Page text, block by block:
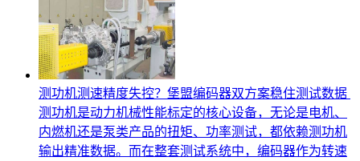
测功机测速精度失控？堡盟编码器双方案稳住测试数据
测功机是动力机械性能标定的核心设备，无论是电机、
内燃机还是泵类产品的扭矩、功率测试，都依赖测功机
输出精准数据。而在整套测试系统中，编码器作为转速